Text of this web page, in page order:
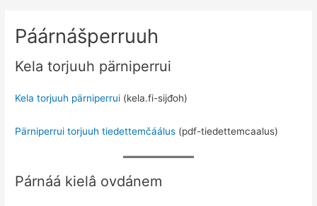
Páárnášperruuh
Kela torjuuh pärniperrui
Kela torjuuh pärniperrui (kela.fi-sijđoh)
Pärniperrui torjuuh tiedettemčáálus (pdf-tiedettemcaalus)
Párnáá kielâ ovdánem